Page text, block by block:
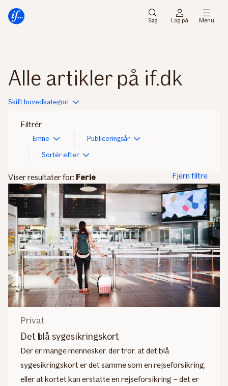
Søg Log på Menu
Alle artikler på if.dk
Skift hovedkategori
Filtrér
Emne
Publiceringsår
Sortér efter
Viser resultater for: Ferie Fjern filtre
Privat
Det blå sygesikringskort
Der er mange mennesker, der tror, at det blå
sygesikringskort er det samme som en rejseforsikring,
eller at kortet kan erstatte en rejseforsikring – det er